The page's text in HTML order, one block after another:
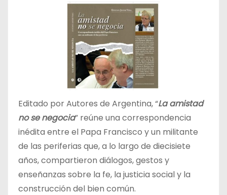
Editado por Autores de Argentina, “La amistad
no se negocia” reúne una correspondencia
inédita entre el Papa Francisco y un militante
de las periferias que, a lo largo de diecisiete
años, compartieron diálogos, gestos y
enseñanzas sobre la fe, la justicia social y la
construcción del bien común.